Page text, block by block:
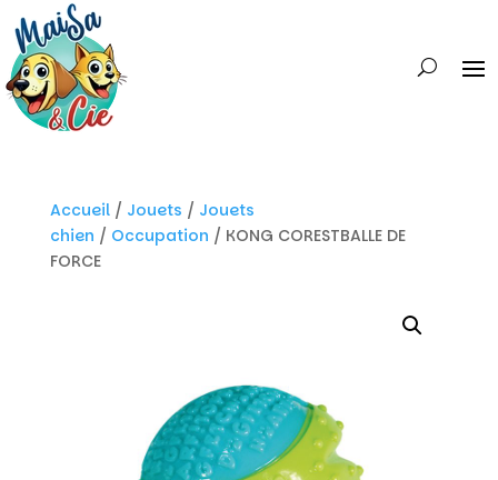
Accueil/ Jouets / Jouets
chien / Occupation / KONG CORESTBALLE DE
FORCE